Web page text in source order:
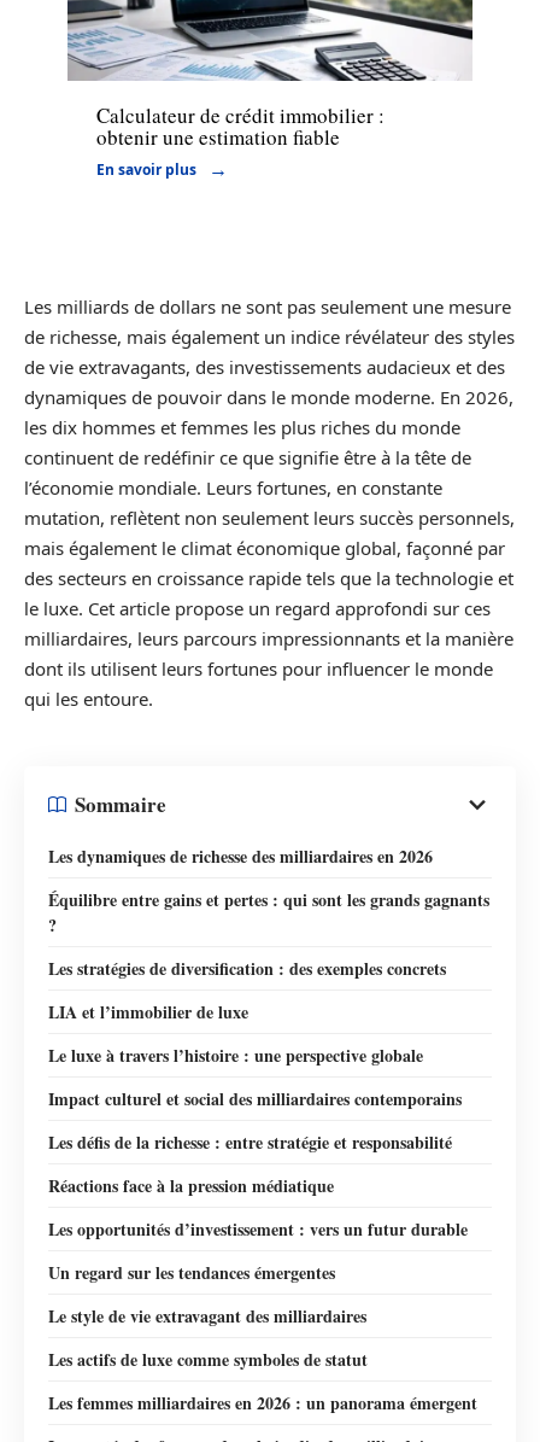
Financement
Calculateur de crédit immobilier :
obtenir une estimation fiable
En savoir plus
Les milliards de dollars ne sont pas seulement une mesure
de richesse, mais également un indice révélateur des styles
de vie extravagants, des investissements audacieux et des
dynamiques de pouvoir dans le monde moderne. En 2026,
les dix hommes et femmes les plus riches du monde
continuent de redéfinir ce que signifie être à la tête de
l’économie mondiale. Leurs fortunes, en constante
mutation, reflètent non seulement leurs succès personnels,
mais également le climat économique global, façonné par
des secteurs en croissance rapide tels que la technologie et
le luxe. Cet article propose un regard approfondi sur ces
milliardaires, leurs parcours impressionnants et la manière
dont ils utilisent leurs fortunes pour influencer le monde
qui les entoure.
Sommaire
Les dynamiques de richesse des milliardaires en 2026
Équilibre entre gains et pertes : qui sont les grands gagnants
?
Les stratégies de diversification : des exemples concrets
LIA et l’immobilier de luxe
Le luxe à travers l’histoire : une perspective globale
Impact culturel et social des milliardaires contemporains
Les défis de la richesse : entre stratégie et responsabilité
Réactions face à la pression médiatique
Les opportunités d’investissement : vers un futur durable
Un regard sur les tendances émergentes
Le style de vie extravagant des milliardaires
Les actifs de luxe comme symboles de statut
Les femmes milliardaires en 2026 : un panorama émergent